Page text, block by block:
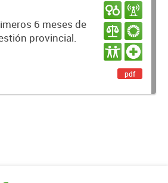
6 meses de
provincial.
pdf